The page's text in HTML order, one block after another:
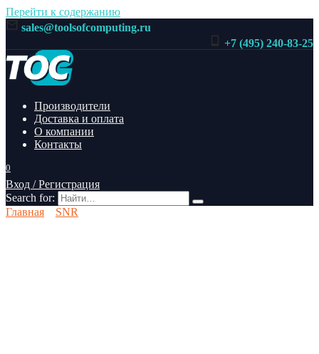
Перейти к содержанию
sales@toolsofcomputing.ru
+7 (495) 240-83-25
Производители
Доставка и оплата
О компании
Контакты
0
Вход / Регистрация
Search for:
Главная
SNR